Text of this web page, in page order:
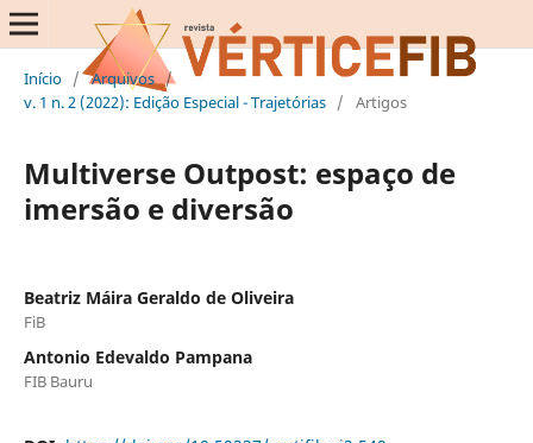
Início / Arquivos /
v. 1 n. 2 (2022): Edição Especial - Trajetórias / Artigos
Multiverse Outpost: espaço de
imersão e diversão
Beatriz Máira Geraldo de Oliveira
FiB
Antonio Edevaldo Pampana
FIB Bauru